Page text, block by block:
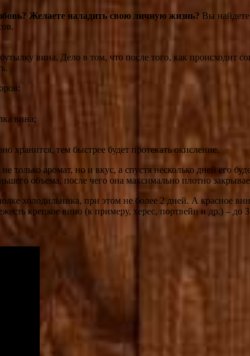
Желаете наладить свою личную жизнь? Вы найдете
вина. Дело в том, что после того, как происходит
вина;
хранится, тем быстрее будет протекать окисление.
только аромат, но и вкус, а спустя несколько дней его
объема, после чего она максимально плотно
холодильника, при этом не более 2 дней. А красное
крепкое вино (к примеру, херес, портвейн и др.) – до